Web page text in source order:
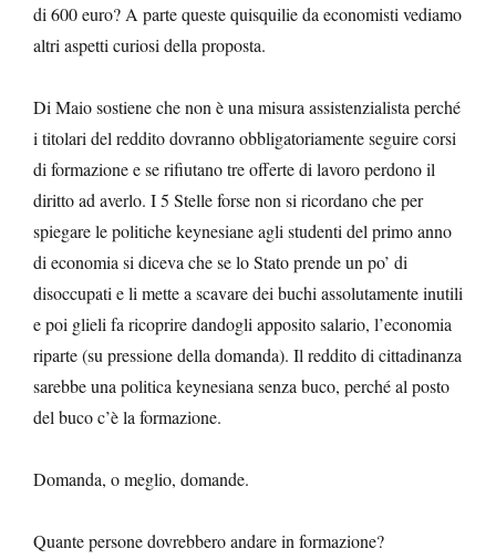
di 600 euro? A parte queste quisquilie da economisti vediamo
altri aspetti curiosi della proposta.
Di Maio sostiene che non è una misura assistenzialista perché
i titolari del reddito dovranno obbligatoriamente seguire corsi
di formazione e se rifiutano tre offerte di lavoro perdono il
diritto ad averlo. I 5 Stelle forse non si ricordano che per
spiegare le politiche keynesiane agli studenti del primo anno
di economia si diceva che se lo Stato prende un po’ di
disoccupati e li mette a scavare dei buchi assolutamente inutili
e poi glieli fa ricoprire dandogli apposito salario, l’economia
riparte (su pressione della domanda). Il reddito di cittadinanza
sarebbe una politica keynesiana senza buco, perché al posto
del buco c’è la formazione.
Domanda, o meglio, domande.
Quante persone dovrebbero andare in formazione?